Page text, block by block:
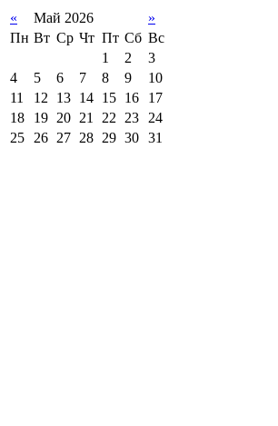
« Май 2026
»
Пн Вт Ср Чт Пт Сб Вс
1
2
3
4
5 6 7 8 9
10
11
12 13 14 15 16
17
18
19 20 21 22 23
24
25
26 27 28 29 30 31